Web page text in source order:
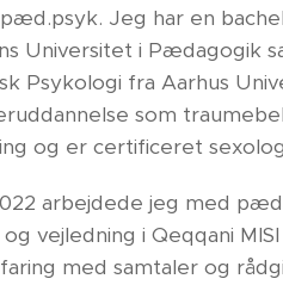
Jeg har en
Universitet i Pædagogik
Psykologi fra Aarhus
som
og er certificeret
arbejdede jeg med
vejledning i Qeqqani
med samtaler og